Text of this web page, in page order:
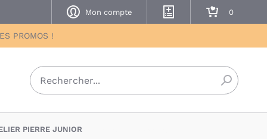
Mon compte
Mes listes de naissance
Mon panier
PROMOS !
PIERRE JUNIOR